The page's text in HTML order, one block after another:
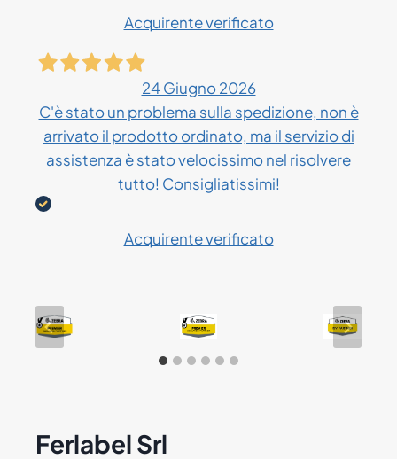
Acquirente verificato
24 Giugno 2026
C'è stato un problema sulla spedizione, non è
arrivato il prodotto ordinato, ma il servizio di
assistenza è stato velocissimo nel risolvere
tutto! Consigliatissimi!
Acquirente verificato
Ferlabel Srl